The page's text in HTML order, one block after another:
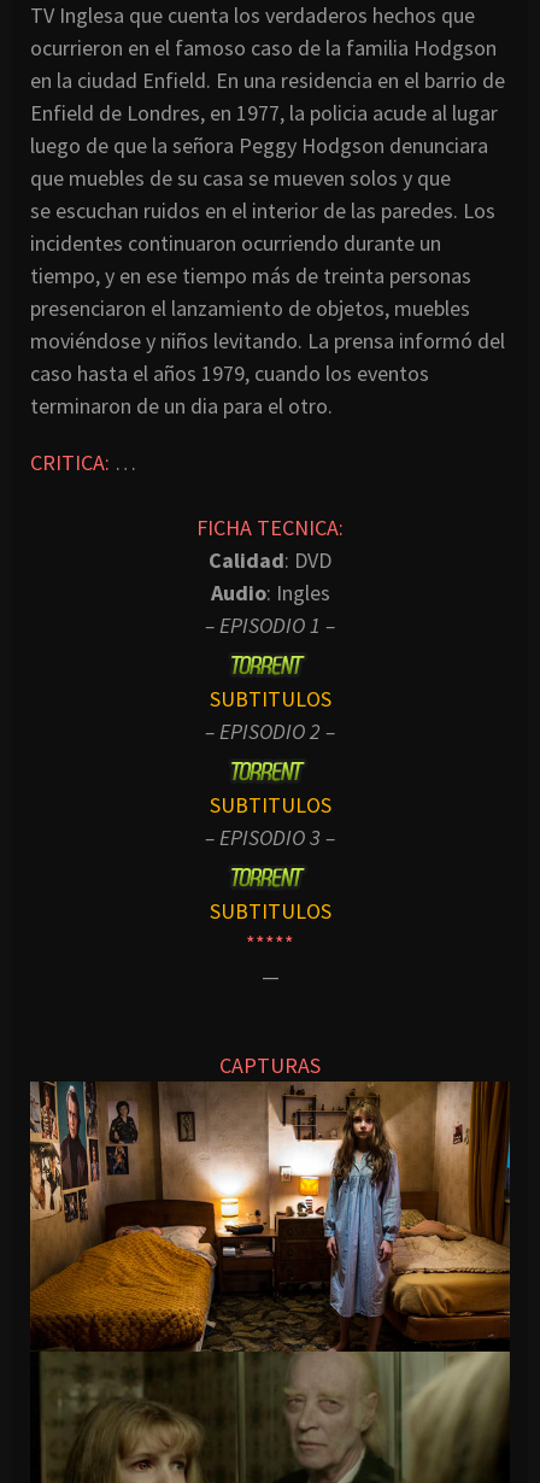
TV Inglesa que cuenta los verdaderos hechos que
ocurrieron en el famoso caso de la familia Hodgson
en la ciudad Enfield. En una residencia en el barrio de
Enfield de Londres, en 1977, la policia acude al lugar
luego de que la señora Peggy Hodgson denunciara
que muebles de su casa se mueven solos y que
se escuchan ruidos en el interior de las paredes. Los
incidentes continuaron ocurriendo durante un
tiempo, y en ese tiempo más de treinta personas
presenciaron el lanzamiento de objetos, muebles
moviéndose y niños levitando. La prensa informó del
caso hasta el años 1979, cuando los eventos
terminaron de un dia para el otro.
CRITICA: …
FICHA TECNICA:
Calidad: DVD
Audio: Ingles
– EPISODIO 1 –
SUBTITULOS
– EPISODIO 2 –
SUBTITULOS
– EPISODIO 3 –
SUBTITULOS
*****
—
CAPTURAS